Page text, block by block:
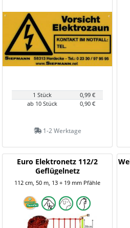
1 Stück
0,99 €
ab 10 Stück
0,90 €
1-2 Werktage
Euro Elektronetz 112/2
Geflügelnetz
112 cm, 50 m, 13 + 19 mm Pfähle